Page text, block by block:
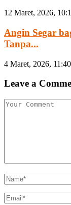
12 Maret, 2026,
Angin Segar
Tanpa...
4 Maret, 2026, 11:40
Leave a